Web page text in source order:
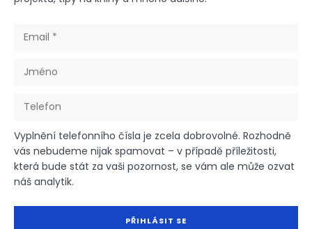
Vyplnění telefonního čísla je zcela dobrovolné. Rozhodně
vás nebudeme nijak spamovat – v případě příležitosti,
která bude stát za vaši pozornost, se vám ale může ozvat
náš analytik.